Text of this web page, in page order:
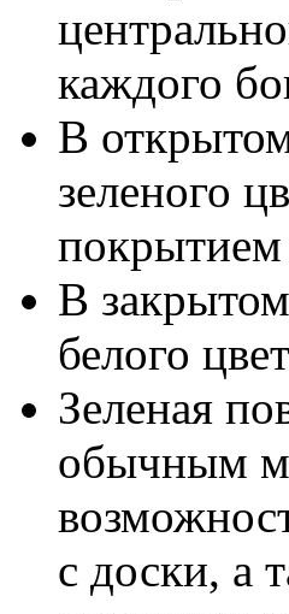
каждого
В
зеленого
покрытием
В
белого
Зеленая
обычным
с доски, а